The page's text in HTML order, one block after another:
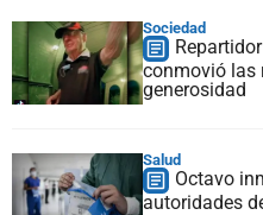
Sociedad
conmovió las
generosidad
Salud
Octavo
autoridades